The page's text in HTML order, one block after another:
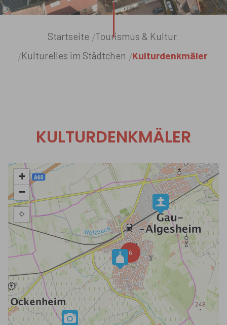
Startseite
Tourismus & Kultur
Kulturelles im Städtchen Kulturdenkmäler
KULTURDENKMÄLER